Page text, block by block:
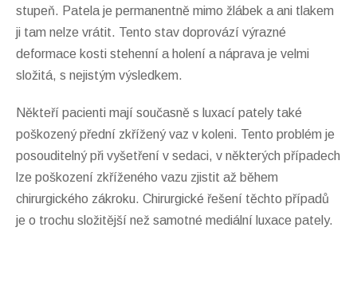
stupeň. Patela je permanentně mimo žlábek a ani tlakem
ji tam nelze vrátit. Tento stav doprovází výrazné
deformace kosti stehenní a holení a náprava je velmi
složitá, s nejistým výsledkem.
Někteří pacienti mají současně s luxací pately také
poškozený přední zkřížený vaz v koleni. Tento problém je
posouditelný při vyšetření v sedaci, v některých případech
lze poškození zkříženého vazu zjistit až během
chirurgického zákroku. Chirurgické řešení těchto případů
je o trochu složitější než samotné mediální luxace pately.